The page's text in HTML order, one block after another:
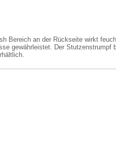
Bereich an der Rückseite wirkt
gewährleistet. Der Stutzenstrumpf